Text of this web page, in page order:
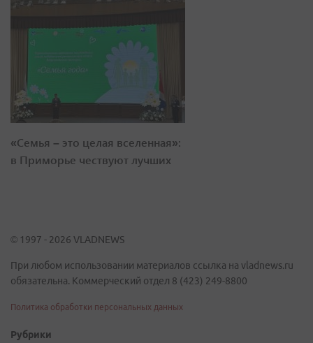
«Семья – это целая вселенная»:
в Приморье чествуют лучших
© 1997 - 2026 VLADNEWS
При любом использовании материалов ссылка на vladnews.ru
обязательна. Коммерческий отдел 8 (423) 249-8800
Политика обработки персональных данных
Рубрики